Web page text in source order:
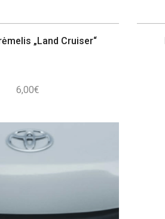
„Land Cruiser“
6,00€